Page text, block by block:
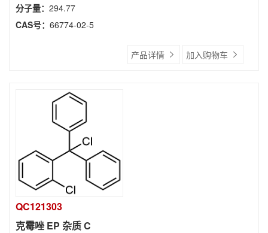
分子量： 294.77
CAS号： 66774-02-5
产品详情 加入购物车
QC121303
克霉唑 EP 杂质 C